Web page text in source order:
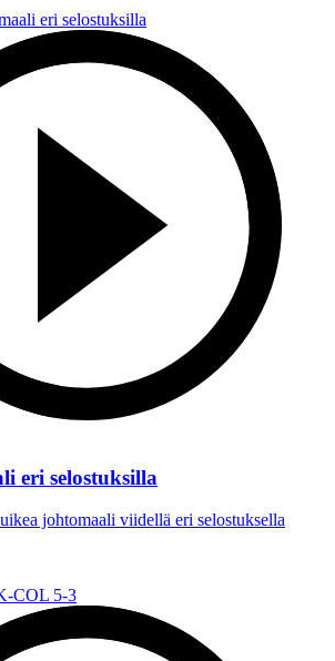
eri selostuksilla
johtomaali viidellä eri selostuksella